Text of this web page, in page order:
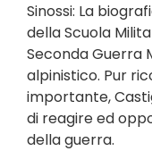
Sinossi: La
della Scuola
Seconda Guerra
alpinistico. Pur
importante,
di reagire ed
della guerra.